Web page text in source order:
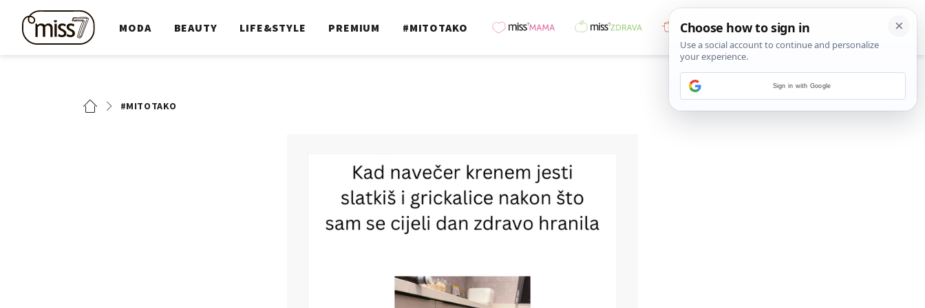
MODA BEAUTY LIFE&STYLE PREMIUM #MITOTAKO
#MITOTAKO
Sign in with Google